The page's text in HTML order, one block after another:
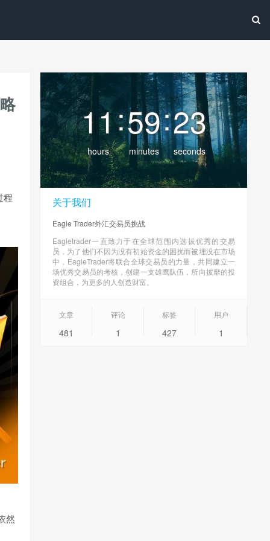
程
然
11
hours
:59
minutes
:25
seconds
关于我们
Eagle Trader外汇交易员挑战
Eagletrader一直致力于在全球范围内选拔优秀的交易
员，为了他们不因为没有初始资金的困扰而被埋没在市场
中，EagleTrader将联合全球交易员的力量，共同建立一
场优秀交易员的考核，创建一支雄鹰队伍，所向披靡的投
资组合，为更多的人创造财富。
文章
481
评论
1
标签
427
用户
1